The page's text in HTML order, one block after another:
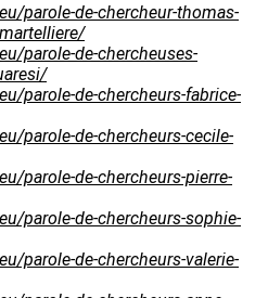
parole-de-chercheur-thomas-
parole-de-chercheuses-
parole-de-chercheurs-fabrice-
parole-de-chercheurs-cecile-
parole-de-chercheurs-pierre-
parole-de-chercheurs-sophie-
parole-de-chercheurs-valerie-